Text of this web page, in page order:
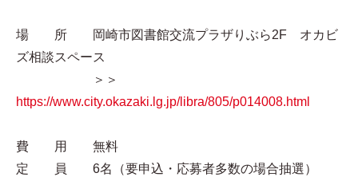
場 所 岡崎市図書館交流プラザりぶら2F オカビ
ズ相談スペース
＞＞
https://www.city.okazaki.lg.jp/libra/805/p014008.html
費 用 無料
定 員 6名（要申込・応募者多数の場合抽選）